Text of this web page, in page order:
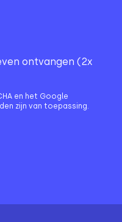
ontvangen (2x
en het Google
zijn van toepassing.